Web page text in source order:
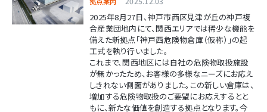
2025年8月27日、神戸市西区見津が丘の神戸複
合産業団地内にて、関西エリアでは稀少な機能を
備えた新拠点「神戸西危険物倉庫（仮称）」の起
工式を執り行いました。
これまで、関西地区には自社の危険物取扱施設
が無かったため、お客様の多様なニーズにお応え
しきれない側面がありました。この新しい倉庫は、
増加する危険物取扱のご要望にお応えするとと
もに、新たな価値を創造する拠点となります。今